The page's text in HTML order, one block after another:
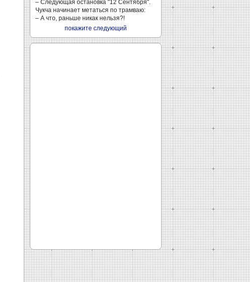
– Следующая остановка "12 Сентября".
Чукча начинает метаться по трамваю:
– А что, раньше никак нельзя?!
покажите следующий